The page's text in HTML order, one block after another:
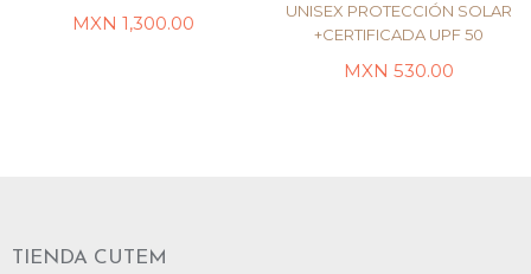
SELECCIONAR
OPCIONES
UNISEX PROTECCIÓN SOLAR
CERTIFICADA UPF 50+
530.00
1,300.00
TIENDA CUTEM